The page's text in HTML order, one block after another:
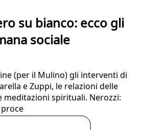
su bianco: ecco gli
sociale
(per il Mulino) gli interventi di
e Zuppi, le relazioni delle
meditazioni spirituali. Nerozzi: